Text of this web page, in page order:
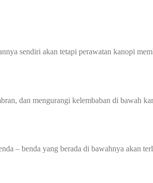
sendiri akan tetapi perawatan kanopi
dan mengurangi kelembaban di bawah
– benda yang berada di bawahnya akan